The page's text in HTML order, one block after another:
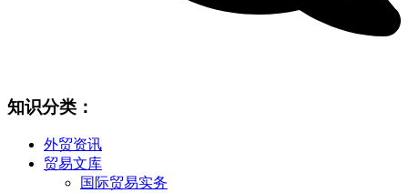
知识分类：
外贸资讯
贸易文库
国际贸易实务